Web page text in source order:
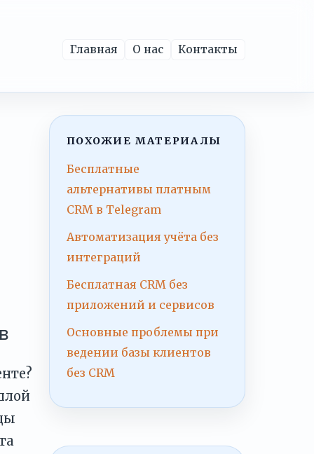
Главная О нас Контакты
ПОХОЖИЕ МАТЕРИАЛЫ
Бесплатные
альтернативы платным
CRM в Telegram
Автоматизация учёта без
интеграций
Бесплатная CRM без
приложений и сервисов
Основные проблемы при
ведении базы клиентов
без CRM